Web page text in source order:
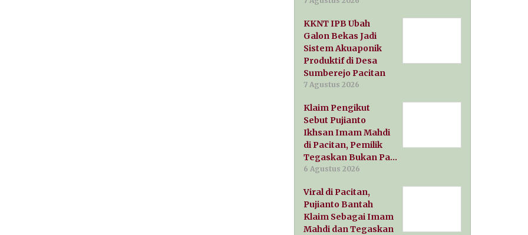
KKNT IPB Ubah
Galon Bekas Jadi
Sistem Akuaponik
Produktif di Desa
Sumberejo Pacitan
7 Agustus 2026
Klaim Pengikut
Sebut Pujianto
Ikhsan Imam Mahdi
di Pacitan, Pemilik
Tegaskan Bukan Pa…
6 Agustus 2026
Viral di Pacitan,
Pujianto Bantah
Klaim Sebagai Imam
Mahdi dan Tegaskan